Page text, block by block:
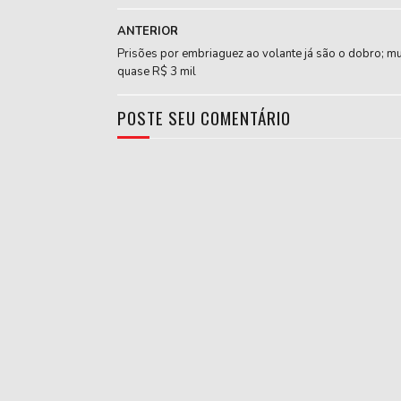
ANTERIOR
Prisões por embriaguez ao volante já são o dobro;
quase R$ 3 mil
POSTE SEU COMENTÁRIO